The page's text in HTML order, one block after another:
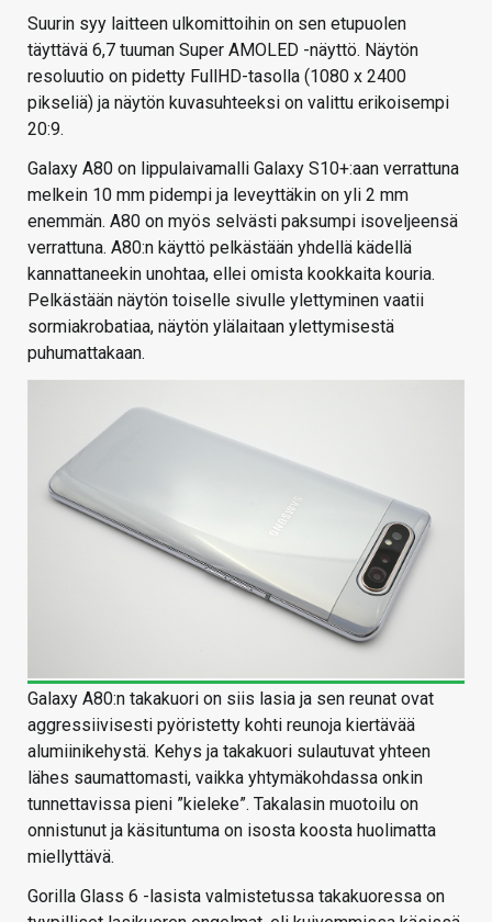
Suurin syy laitteen ulkomittoihin on sen etupuolen
täyttävä 6,7 tuuman Super AMOLED -näyttö. Näytön
resoluutio on pidetty FullHD-tasolla (1080 x 2400
pikseliä) ja näytön kuvasuhteeksi on valittu erikoisempi
20:9.
Galaxy A80 on lippulaivamalli Galaxy S10+:aan verrattuna
melkein 10 mm pidempi ja leveyttäkin on yli 2 mm
enemmän. A80 on myös selvästi paksumpi isoveljeensä
verrattuna. A80:n käyttö pelkästään yhdellä kädellä
kannattaneekin unohtaa, ellei omista kookkaita kouria.
Pelkästään näytön toiselle sivulle ylettyminen vaatii
sormiakrobatiaa, näytön ylälaitaan ylettymisestä
puhumattakaan.
Galaxy A80:n takakuori on siis lasia ja sen reunat ovat
aggressiivisesti pyöristetty kohti reunoja kiertävää
alumiinikehystä. Kehys ja takakuori sulautuvat yhteen
lähes saumattomasti, vaikka yhtymäkohdassa onkin
tunnettavissa pieni ”kieleke”. Takalasin muotoilu on
onnistunut ja käsituntuma on isosta koosta huolimatta
miellyttävä.
Gorilla Glass 6 -lasista valmistetussa takakuoressa on